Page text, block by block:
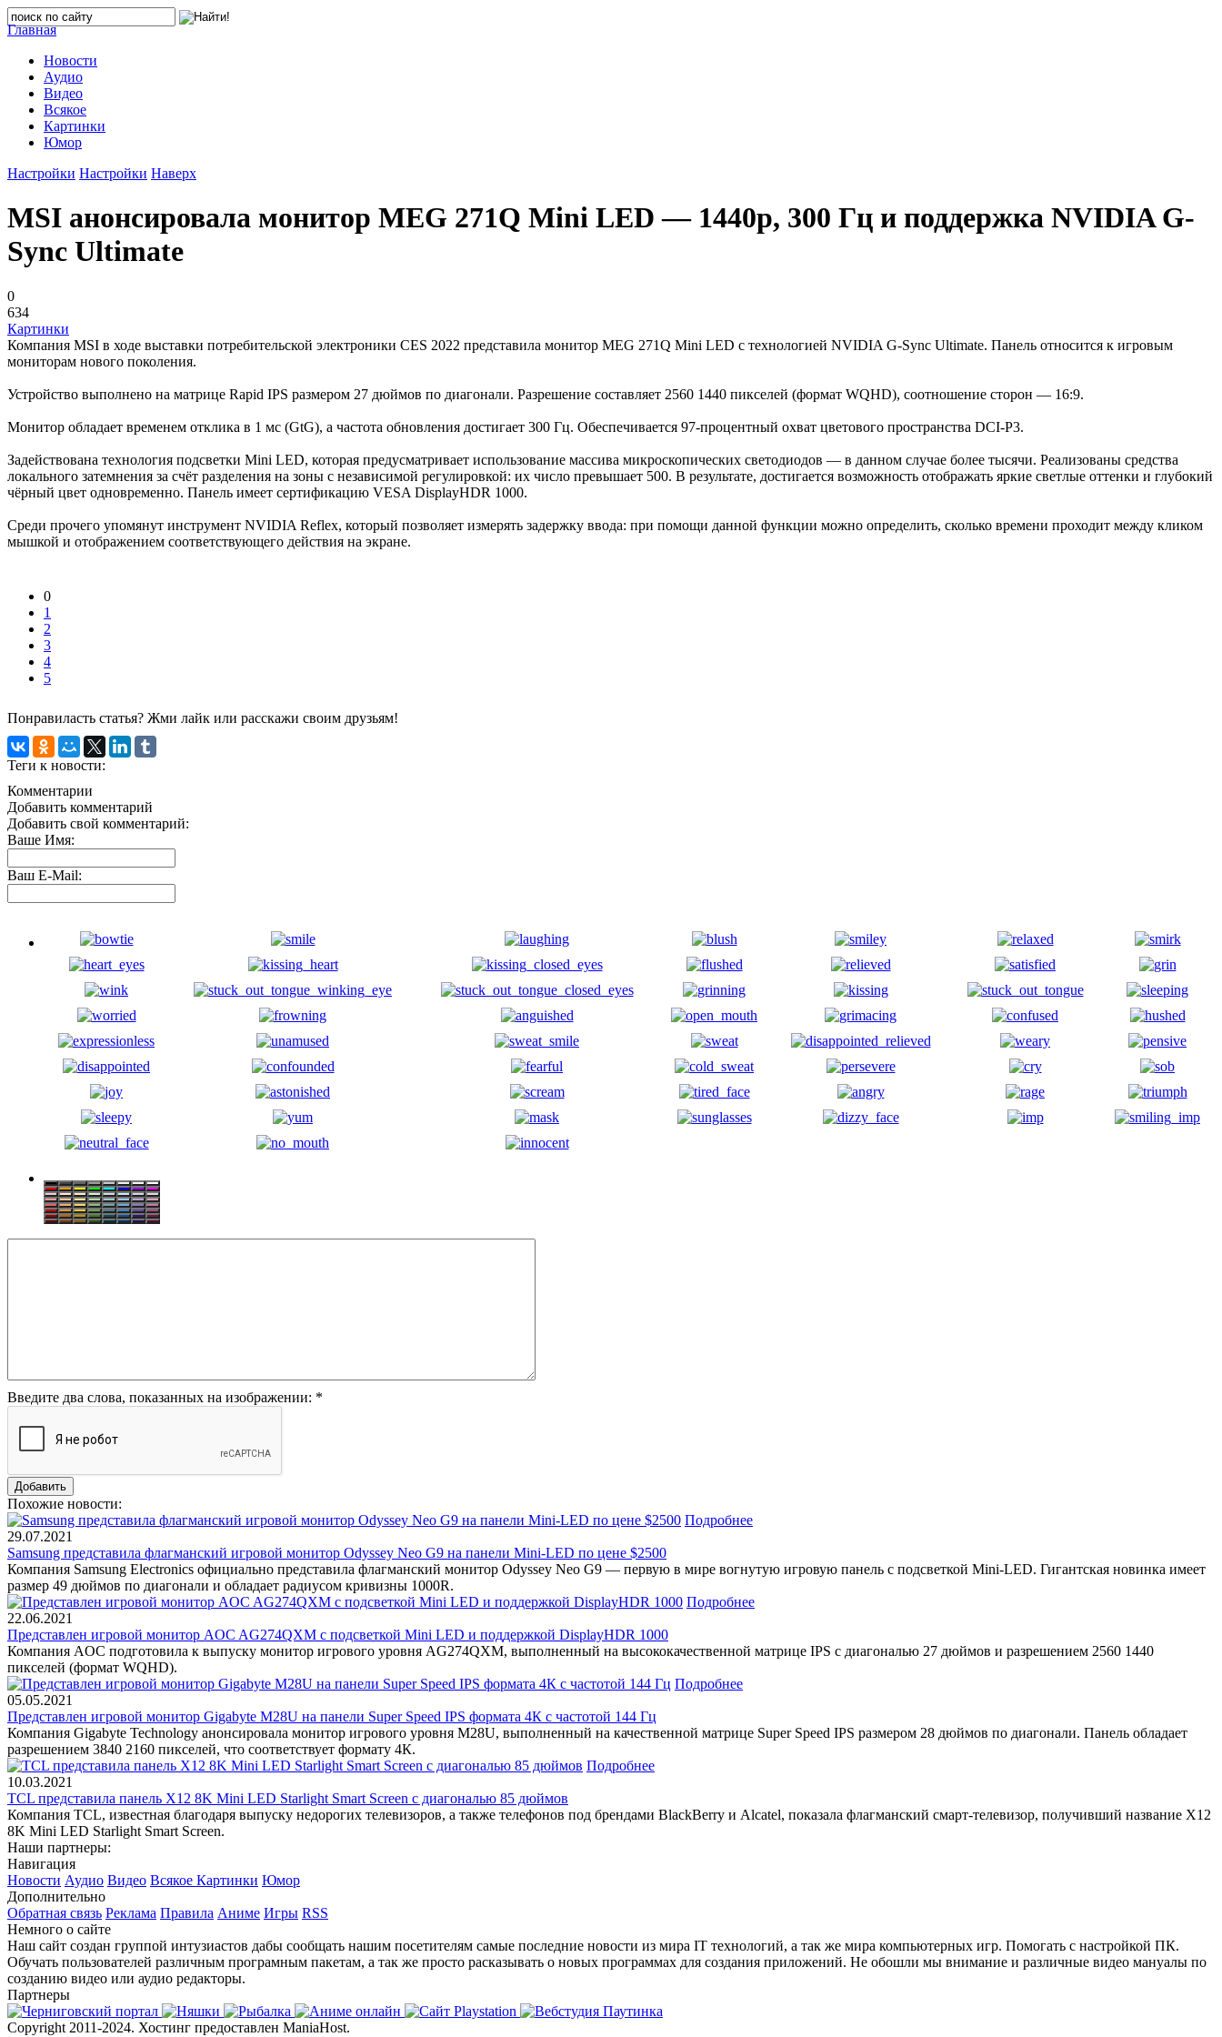
Главная
Новости
Аудио
Видео
Всякое
Картинки
Юмор
Настройки Настройки Наверх
MSI анонсировала монитор MEG 271Q Mini LED — 1440p, 300 Гц и поддержка NVIDIA G-
Sync Ultimate
0
634
Картинки
Компания MSI в ходе выставки потребительской электроники CES 2022 представила монитор MEG 271Q Mini LED с технологией NVIDIA G-Sync Ultimate. Панель относится к игровым
мониторам нового поколения.
Устройство выполнено на матрице Rapid IPS размером 27 дюймов по диагонали. Разрешение составляет 2560 1440 пикселей (формат WQHD), соотношение сторон — 16:9.
Монитор обладает временем отклика в 1 мс (GtG), а частота обновления достигает 300 Гц. Обеспечивается 97-процентный охват цветового пространства DCI-P3.
Задействована технология подсветки Mini LED, которая предусматривает использование массива микроскопических светодиодов — в данном случае более тысячи. Реализованы средства
локального затемнения за счёт разделения на зоны с независимой регулировкой: их число превышает 500. В результате, достигается возможность отображать яркие светлые оттенки и глубокий
чёрный цвет одновременно. Панель имеет сертификацию VESA DisplayHDR 1000.
Среди прочего упомянут инструмент NVIDIA Reflex, который позволяет измерять задержку ввода: при помощи данной функции можно определить, сколько времени проходит между кликом
мышкой и отображением соответствующего действия на экране.
0
1
2
3
4
5
Понравиласть статья? Жми лайк или расскажи своим друзьям!
Теги к новости:
Комментарии
Добавить комментарий
Добавить свой комментарий:
Ваше Имя:
Ваш E-Mail:
Введите два слова, показанных на изображении: *
Похожие новости:
Подробнее
29.07.2021
Samsung представила флагманский игровой монитор Odyssey Neo G9 на панели Mini-LED по цене $2500
Компания Samsung Electronics официально представила флагманский монитор Odyssey Neo G9 — первую в мире вогнутую игровую панель с подсветкой Mini-LED. Гигантская новинка имеет
размер 49 дюймов по диагонали и обладает радиусом кривизны 1000R.
Подробнее
22.06.2021
Представлен игровой монитор AOC AG274QXM с подсветкой Mini LED и поддержкой DisplayHDR 1000
Компания AOC подготовила к выпуску монитор игрового уровня AG274QXM, выполненный на высококачественной матрице IPS с диагональю 27 дюймов и разрешением 2560 1440
пикселей (формат WQHD).
Подробнее
05.05.2021
Представлен игровой монитор Gigabyte M28U на панели Super Speed IPS формата 4К с частотой 144 Гц
Компания Gigabyte Technology анонсировала монитор игрового уровня M28U, выполненный на качественной матрице Super Speed IPS размером 28 дюймов по диагонали. Панель обладает
разрешением 3840 2160 пикселей, что соответствует формату 4К.
Подробнее
10.03.2021
TCL представила панель X12 8K Mini LED Starlight Smart Screen с диагональю 85 дюймов
Компания TCL, известная благодаря выпуску недорогих телевизоров, а также телефонов под брендами BlackBerry и Alcatel, показала флагманский смарт-телевизор, получивший название X12
8K Mini LED Starlight Smart Screen.
Наши партнеры:
Навигация
Новости Аудио Видео Всякое Картинки Юмор
Дополнительно
Обратная связь Реклама Правила Аниме Игры RSS
Немного о сайте
Наш сайт создан группой интузиастов дабы сообщать нашим посетителям самые последние новости из мира IT технологий, а так же мира компьютерных игр. Помогать с настройкой ПК.
Обучать пользователей различным програмным пакетам, а так же просто расказывать о новых программах для создания приложений. Не обошли мы внимание и различные видео мануалы по
созданию видео или аудио редакторы.
Партнеры
Copyright 2011-2024. Хостинг предоставлен ManiaHost.